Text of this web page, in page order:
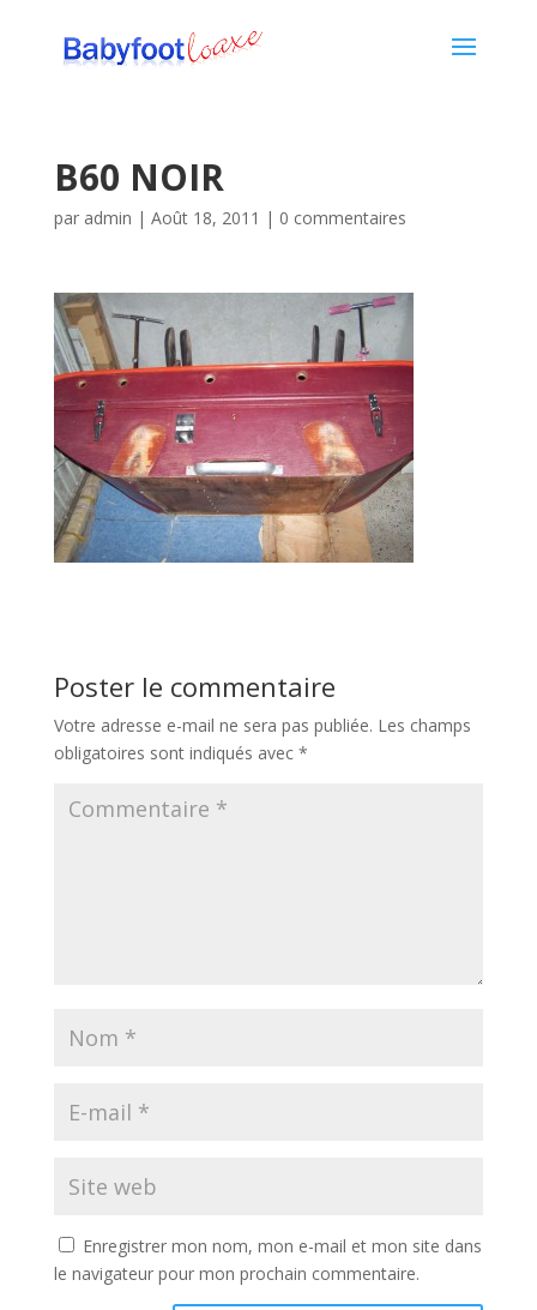
B60 NOIR
par admin | Août 18, 2011 | 0 commentaires
Poster le commentaire
Votre adresse e-mail ne sera pas publiée. Les champs
obligatoires sont indiqués avec *
Enregistrer mon nom, mon e-mail et mon site dans
le navigateur pour mon prochain commentaire.